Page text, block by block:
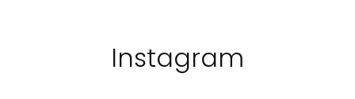
Instagram